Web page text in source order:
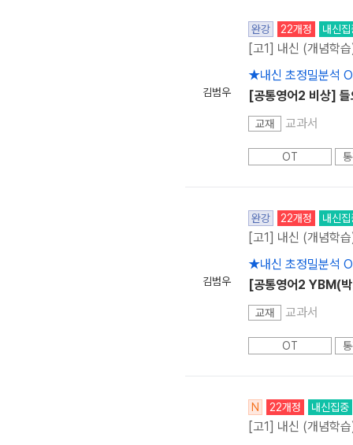
김범우
완강 22개정 내신집
[고1] 내신 (개념학
★내신 초정밀분석
[공통영어2 비상] 들
교재 교과서
OT
김범우
완강 22개정 내신집
[고1] 내신 (개념학
★내신 초정밀분석
[공통영어2 YBM(
교재 교과서
OT
N 22개정 내신집중
[고1] 내신 (개념학